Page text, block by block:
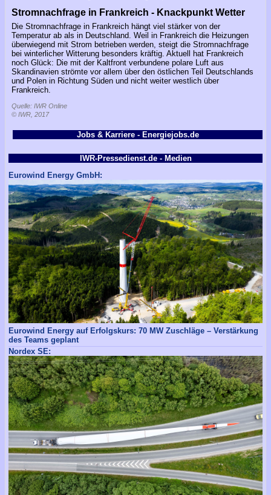
Stromnachfrage in Frankreich - Knackpunkt Wetter
Die Stromnachfrage in Frankreich hängt viel stärker von der
Temperatur ab als in Deutschland. Weil in Frankreich die Heizungen
überwiegend mit Strom betrieben werden, steigt die Stromnachfrage
bei winterlicher Witterung besonders kräftig. Aktuell hat Frankreich
noch Glück: Die mit der Kaltfront verbundene polare Luft aus
Skandinavien strömte vor allem über den östlichen Teil Deutschlands
und Polen in Richtung Süden und nicht weiter westlich über
Frankreich.
Quelle: IWR Online
© IWR, 2017
Jobs & Karriere - Energiejobs.de
IWR-Pressedienst.de - Medien
Eurowind Energy GmbH:
Eurowind Energy auf Erfolgskurs: 70 MW Zuschläge – Verstärkung
des Teams geplant
Nordex SE: